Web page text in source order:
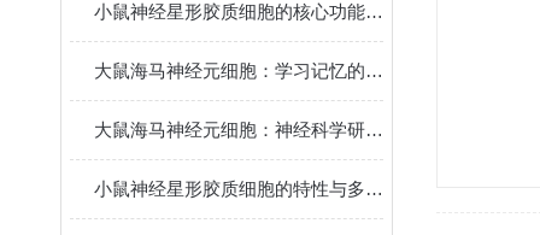
小鼠神经星形胶质细胞的核心功能和应用特点
大鼠海马神经元细胞：学习记忆的核心模型
大鼠海马神经元细胞：神经科学研究的关键实验材料
小鼠神经星形胶质细胞的特性与多元功能